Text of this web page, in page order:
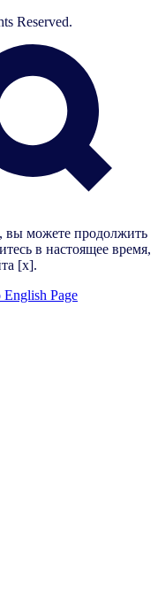
Reserved.
вы можете продолжить
в настоящее время,
[x].
English Page